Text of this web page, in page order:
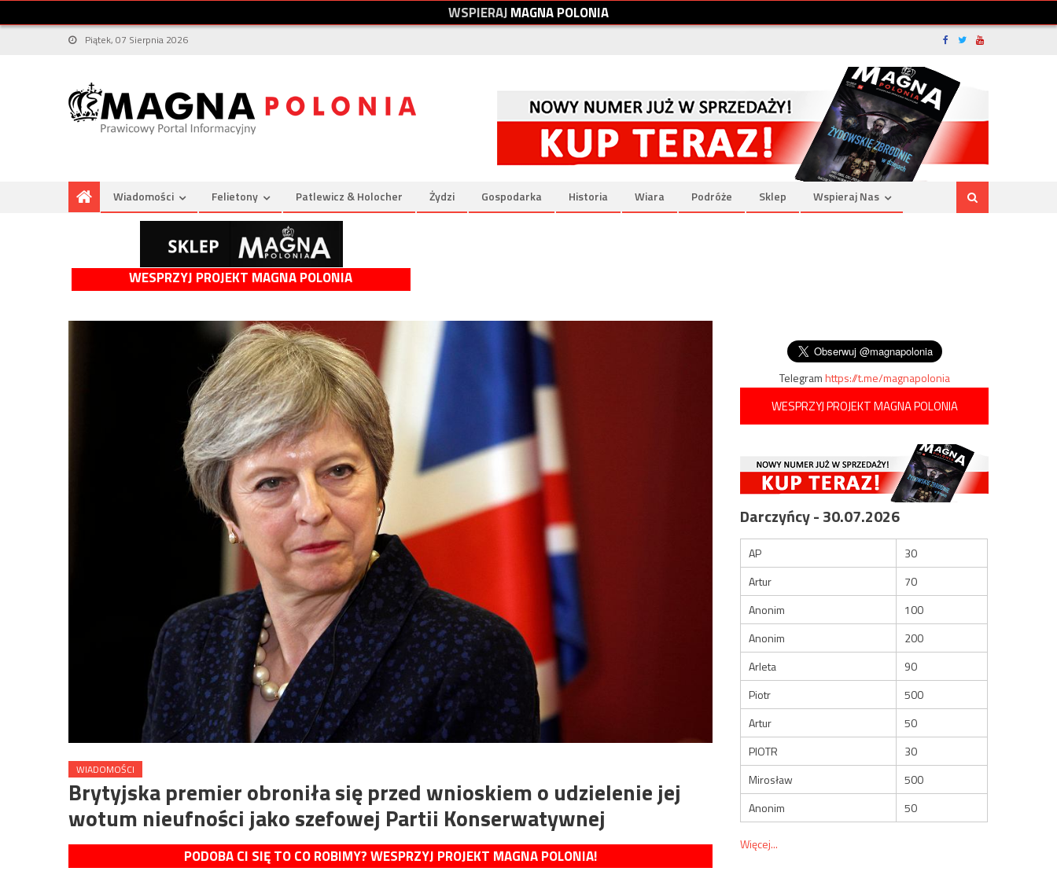
WSPIERAJMAGNAPOLONIA
Piątek, 07 Sierpnia 2026
Wiadomości Felietony Patlewicz & Holocher Żydzi Gospodarka Historia Wiara Podróże Sklep Wspieraj Nas
WESPRZYJ PROJEKT MAGNA POLONIA
WIADOMOŚCI
Brytyjska premier obroniła się przed wnioskiem o udzielenie jej
wotum nieufności jako szefowej Partii Konserwatywnej
PODOBA CI SIĘ TO CO ROBIMY? WESPRZYJ PROJEKT MAGNA POLONIA!
Telegramhttps://t.me/magnapolonia
WESPRZYJ PROJEKT MAGNA POLONIA
Darczyńcy - 30.07.2026
AP
30
Artur
70
Anonim
100
Anonim
200
Arleta
90
Piotr
500
Artur
50
PIOTR
30
Mirosław
500
Anonim
50
Więcej...